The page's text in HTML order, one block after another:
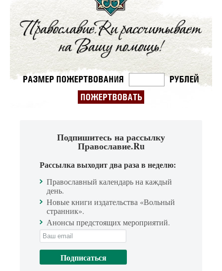
Подпишитесь на рассылку
Православие.Ru
Рассылка выходит два раза в неделю:
Православный календарь на каждый
день.
Новые книги издательства «Вольный
странник».
Анонсы предстоящих мероприятий.